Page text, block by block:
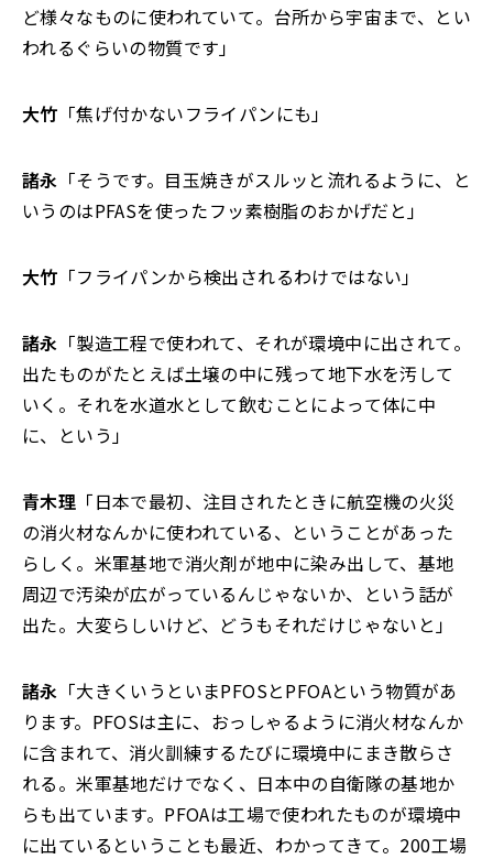
ど様々なものに使われていて。台所から宇宙まで、とい
われるぐらいの物質です」
大竹 「焦げ付かないフライパンにも」
諸永 「そうです。目玉焼きがスルッと流れるように、と
いうのはPFASを使ったフッ素樹脂のおかげだと」
大竹 「フライパンから検出されるわけではない」
諸永 「製造工程で使われて、それが環境中に出されて。
出たものがたとえば土壌の中に残って地下水を汚して
いく。それを水道水として飲むことによって体に中
に、という」
青木理 「日本で最初、注目されたときに航空機の火災
の消火材なんかに使われている、ということがあった
らしく。米軍基地で消火剤が地中に染み出して、基地
周辺で汚染が広がっているんじゃないか、という話が
出た。大変らしいけど、どうもそれだけじゃないと」
諸永 「大きくいうといまPFOSとPFOAという物質があ
ります。PFOSは主に、おっしゃるように消火材なんか
に含まれて、消火訓練するたびに環境中にまき散らさ
れる。米軍基地だけでなく、日本中の自衛隊の基地か
らも出ています。PFOAは工場で使われたものが環境中
に出ているということも最近、わかってきて。200工場